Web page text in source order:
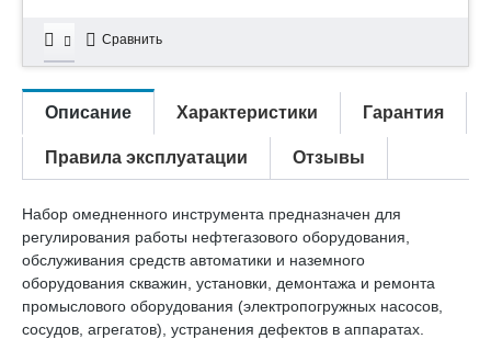
Сравнить
Описание Характеристики Гарантия
Правила эксплуатации Отзывы
Набор омедненного инструмента предназначен для
регулирования работы нефтегазового оборудования,
обслуживания средств автоматики и наземного
оборудования скважин, установки, демонтажа и ремонта
промыслового оборудования (электропогружных насосов,
сосудов, агрегатов), устранения дефектов в аппаратах.